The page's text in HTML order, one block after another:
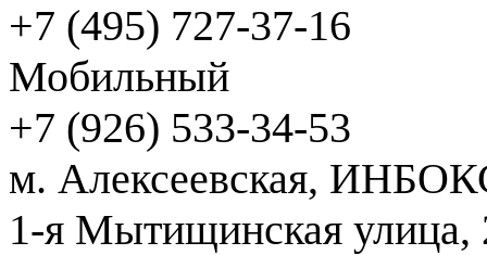
+7 (495) 727-37-16
Мобильный
+7 (926) 533-34-53
м. Алексеевская,
1-я Мытищинская улица,